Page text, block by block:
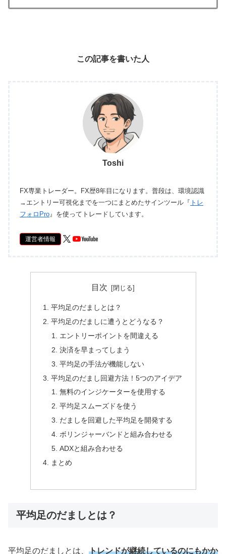
この記事を書いた人
Toshi
FX専業トレーダー。FX歴8年目になります。普段は、環境認識
→エントリー可視化までを一つにまとめたサインツール『 トレ
フォロPro 』を使ってトレードしています。
運営者情報
目次
平均足のだましとは？
平均足のだましに遭うとどうなる？
エントリーポイントを間違える
決済を早まってしまう
平均足の手法が機能しない
平均足のだまし回避方法！5つのアイデア
無料のインジケーターを使用する
平均足スムーズドを使う
だましを回避した平均足を開発する
ボリンジャーバンドと組み合わせる
ADXと組み合わせる
まとめ
平均足のだましとは？
平均足のだましとは、 トレンドが継続しているのにもかか